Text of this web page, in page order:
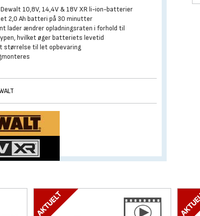
10,8V, 14,4V & 18V XR li-ion-batterier
et 2,0 Ah batteri på 30 minutter
lader ændrer opladningsraten i forhold til
hvilket øger batteriets levetid
størrelse til let opbevaring